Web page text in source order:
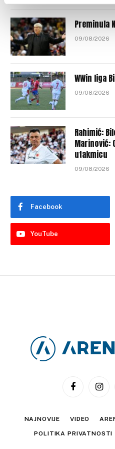
Preminula
09/08/2026
WWin liga
09/08/2026
Rahimić:
Marinović:
utakmicu
09/08/2026
Facebook
YouTube
Facebook
NAJNOVIJE VIDEO
POLITIKA PRIVATNOSTI